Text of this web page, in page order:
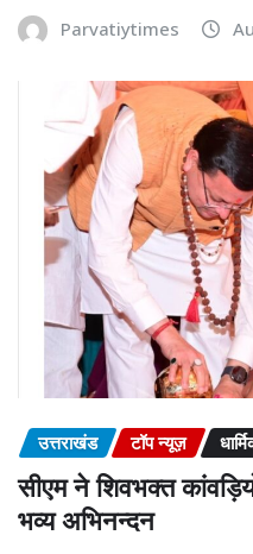
Parvatiytimes
उत्तराखंड टॉप न्यूज़
सीएम ने शिवभक्त
भव्य अभिनन्दन